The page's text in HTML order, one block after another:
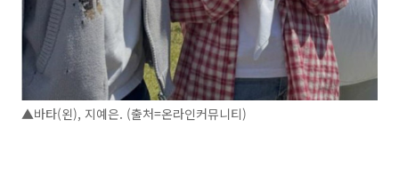
▲바타(왼), 지예은. (출처=온라인커뮤니티)